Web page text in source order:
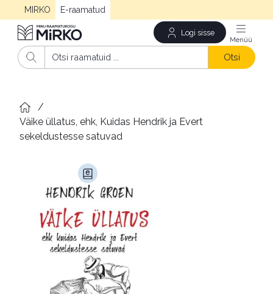
MIRKO E-raamatud
Logi sisse
Otsi
/
Väike üllatus, ehk, Kuidas Hendrik ja Evert
sekeldustesse satuvad